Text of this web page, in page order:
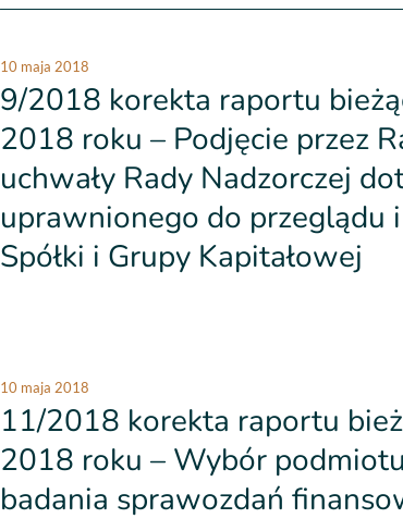
10 maja 2018
9/2018 korekta raportu
2018 roku – Podjęcie przez
uchwały Rady Nadzorczej
uprawnionego do przeglądu
Spółki i Grupy Kapitałowej
10 maja 2018
11/2018 korekta raportu
2018 roku – Wybór
badania sprawozdań